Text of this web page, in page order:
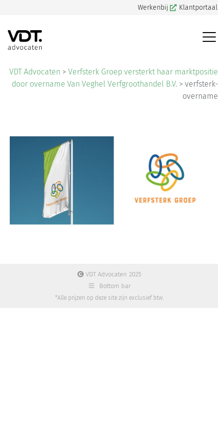
Werkenbij Klantportaal
VDT Advocaten > Verfsterk Groep versterkt haar marktpositie
door overname Van Veghel Verfgroothandel B.V. > verfsterk-
overname
VDT Advocaten 2025
Bottom bar
*Alle prijzen op deze site zijn exclusief btw.